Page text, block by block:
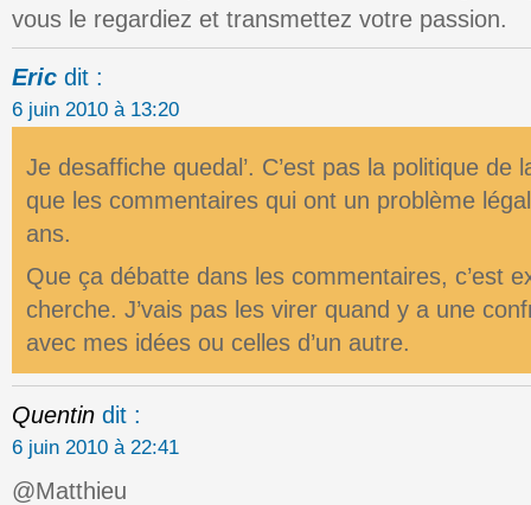
vous le regardiez et transmettez votre passion.
Eric dit :
6 juin 2010 à 13:20
Je desaffiche quedal’. C’est pas la politique de
que les commentaires qui ont un problème
ans.
Que ça débatte dans les commentaires, c’est
cherche. J’vais pas les virer quand y a une
avec mes idées ou celles d’un autre.
Quentin dit :
6 juin 2010 à 22:41
@Matthieu